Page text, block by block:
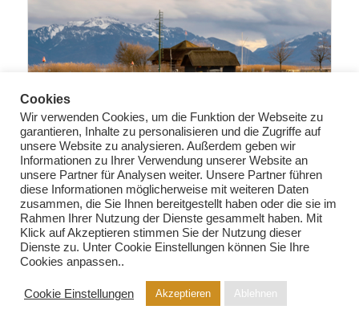
PA028 Das letzte Licht
219,00€–969,00
Cookies
Wir verwenden Cookies, um die Funktion der Webseite zu
garantieren, Inhalte zu personalisieren und die Zugriffe auf
unsere Website zu analysieren. Außerdem geben wir
Informationen zu Ihrer Verwendung unserer Website an
unsere Partner für Analysen weiter. Unsere Partner führen
diese Informationen möglicherweise mit weiteren Daten
zusammen, die Sie Ihnen bereitgestellt haben oder die sie im
Rahmen Ihrer Nutzung der Dienste gesammelt haben. Mit
Klick auf Akzeptieren stimmen Sie der Nutzung dieser
Dienste zu. Unter Cookie Einstellungen können Sie Ihre
Cookies anpassen..
Cookie Einstellungen Akzeptieren Ablehnen